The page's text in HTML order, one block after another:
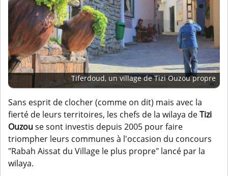
Tiferdoud, un village de Tizi Ouzou propre
Sans esprit de clocher (comme on dit) mais avec la
fierté de leurs territoires, les chefs de la wilaya deTizi
Ouzouse sont investis depuis 2005 pour faire
triompher leurs communes à l'occasion du concours
"Rabah Aissat du Village le plus propre" lancé par la
wilaya.